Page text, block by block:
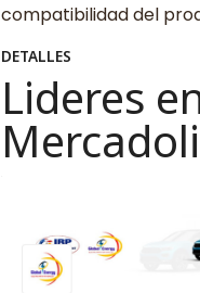
compatibilidad del
DETALLES
Lideres